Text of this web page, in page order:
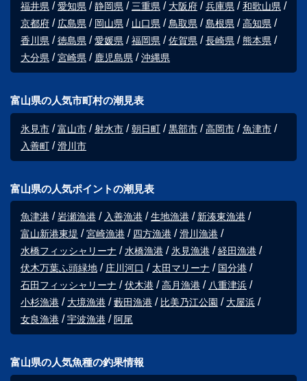
福井県
愛知県 静岡県 三重県 大阪府 兵庫県
和歌山県
京都府
広島県 岡山県 山口県 鳥取県 島根県
高知県
香川県
徳島県 愛媛県 福岡県 佐賀県 長崎県
熊本県
大分県
宮崎県 鹿児島県 沖縄県
富山県の人気市町村の潮見表
氷見市 富山市 射水市 朝日町 黒部市 高岡市
魚津市
入善町
滑川市
富山県の人気ポイントの潮見表
魚津港 岩瀬漁港 入善漁港 生地漁港
新湊東漁港
富山新港東堤
宮崎漁港 四方漁港
滑川漁港
水橋フィッシャリーナ
水橋漁港 氷見漁港
経田漁港
伏木万葉ふ頭緑地
庄川河口 太田マリーナ
国分港
石田フィッシャリーナ
伏木港 高月漁港
八重津浜
小杉漁港
大境漁港 藪田漁港 比美乃江公園
大屋浜
女良漁港
宇波漁港 阿尾
富山県の人気魚種の釣果情報